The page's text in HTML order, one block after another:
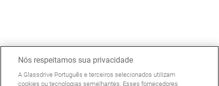
Nós respeitamos sua privacidade
A Glassdrive Português e terceiros selecionados utilizam
cookies ou tecnologias semelhantes. Esses fornecedores